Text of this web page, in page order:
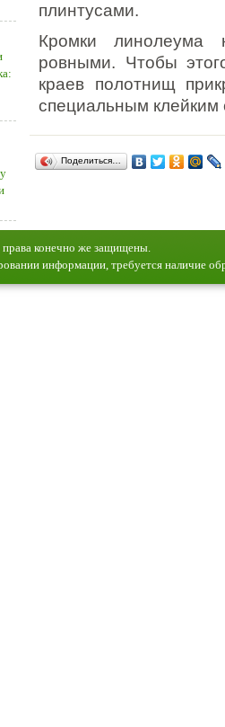
плинтусами.
Кромки линолеума
ровными. Чтобы
краев полотнищ
специальным клейким
Поделиться…
конечно же защищены.
информации, требуется наличие